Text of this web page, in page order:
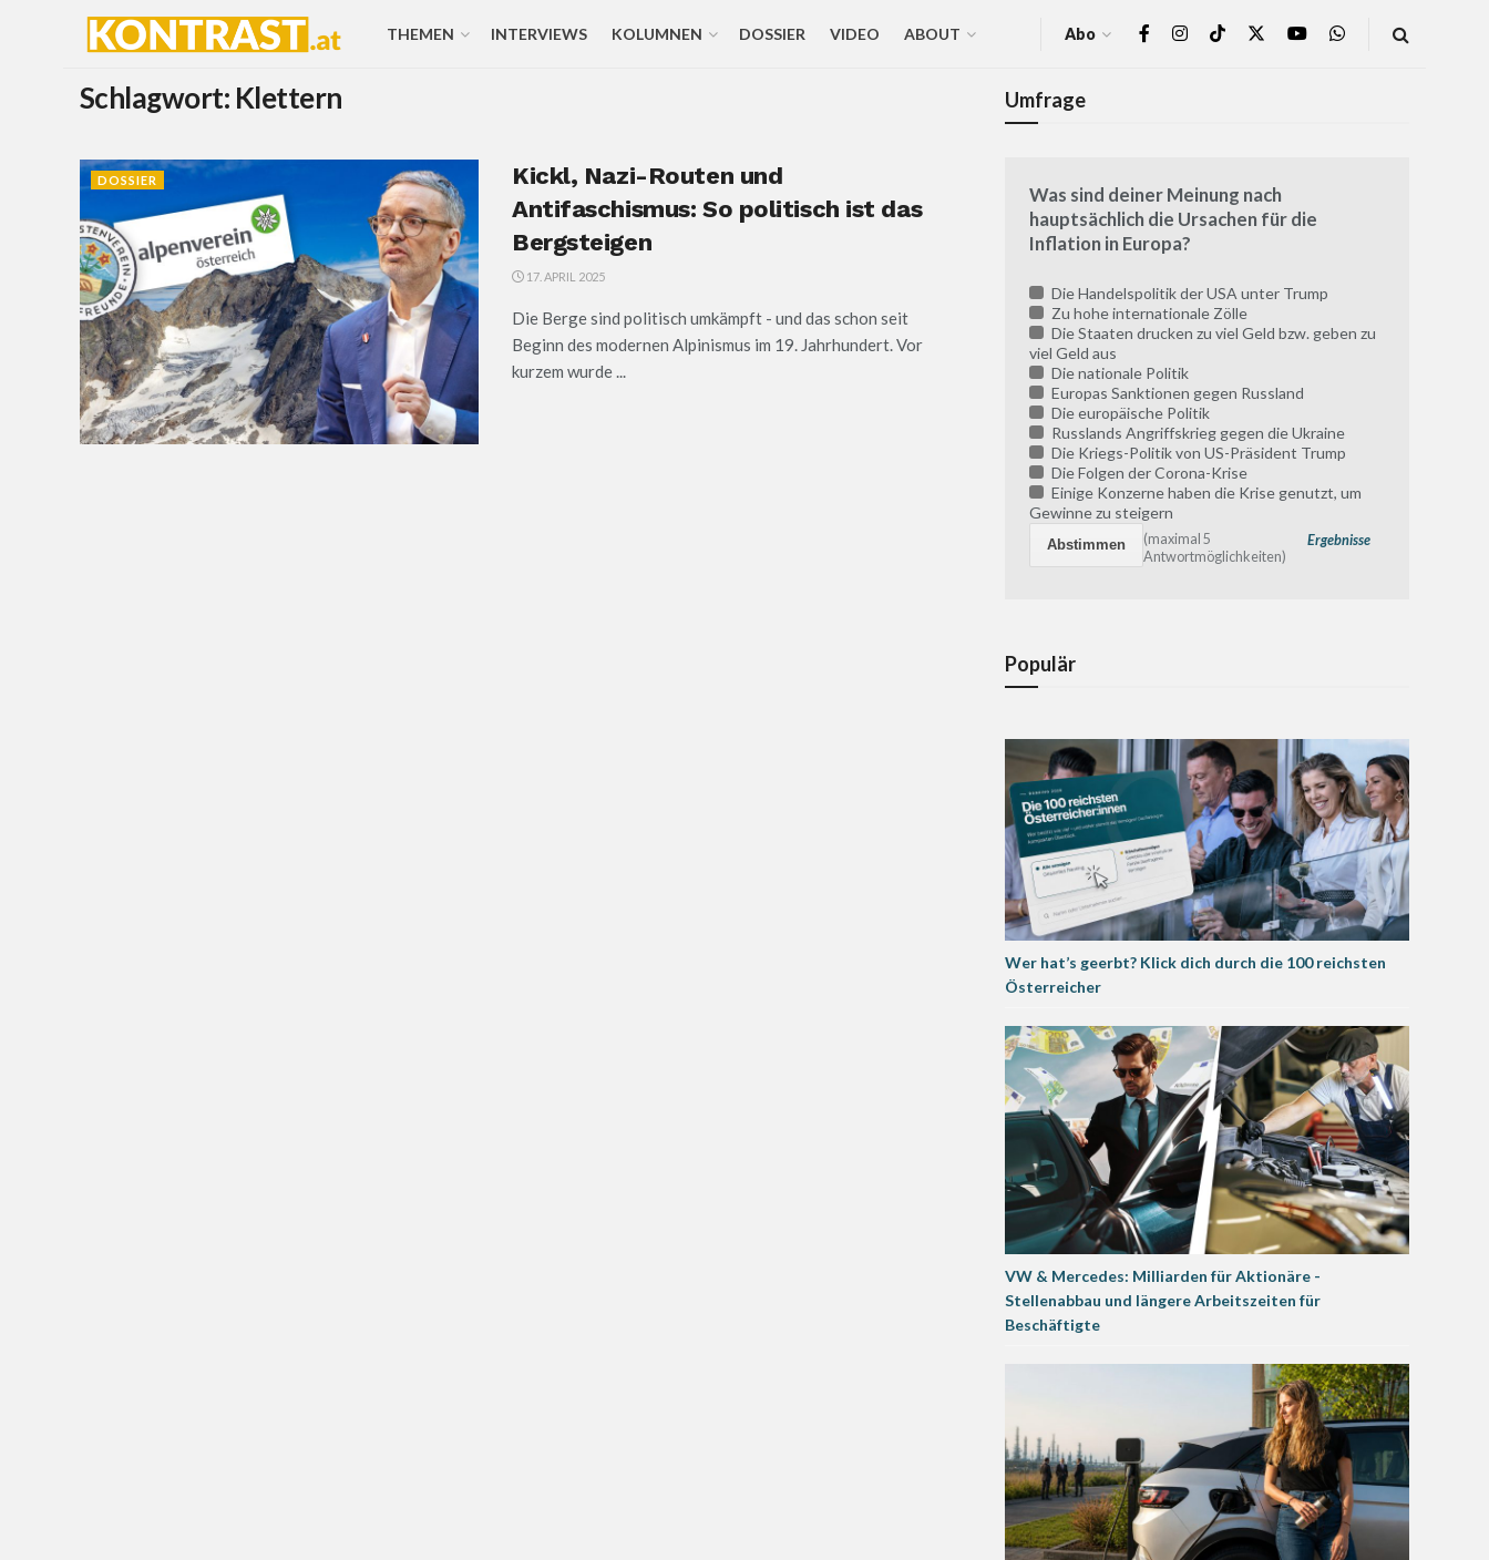
THEMEN INTERVIEWS KOLUMNEN DOSSIER VIDEO ABOUT Abo
Schlagwort: Klettern
DOSSIER
Kickl, Nazi-Routen und
Antifaschismus: So politisch ist das
Bergsteigen
17. APRIL 2025
Die Berge sind politisch umkämpft - und das schon seit
Beginn des modernen Alpinismus im 19. Jahrhundert. Vor
kurzem wurde ...
Umfrage
Was sind deiner Meinung nach
hauptsächlich die Ursachen für die
Inflation in Europa?
Die Handelspolitik der USA unter Trump
Zu hohe internationale Zölle
Die Staaten drucken zu viel Geld bzw. geben zu
viel Geld aus
Die nationale Politik
Europas Sanktionen gegen Russland
Die europäische Politik
Russlands Angriffskrieg gegen die Ukraine
Die Kriegs-Politik von US-Präsident Trump
Die Folgen der Corona-Krise
Einige Konzerne haben die Krise genutzt, um
Gewinne zu steigern
Ergebnisse
(maximal 5
Antwortmöglichkeiten)
Populär
Wer hat’s geerbt? Klick dich durch die 100 reichsten
Österreicher
VW & Mercedes: Milliarden für Aktionäre -
Stellenabbau und längere Arbeitszeiten für
Beschäftigte